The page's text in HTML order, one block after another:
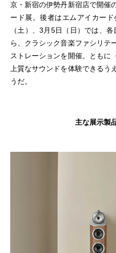
京・新宿の伊勢丹新宿店で開催
ード展。後者はエムアイカー
（土）、3月5日（日）では、
ら、クラシック音楽ファシリテ
ストレーションを開催。ともに
上質なサウンドを体験できる
うだ。
主な展示製